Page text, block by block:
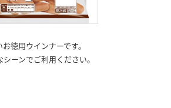
徳用ウインナーです。
ーンでご利用ください。